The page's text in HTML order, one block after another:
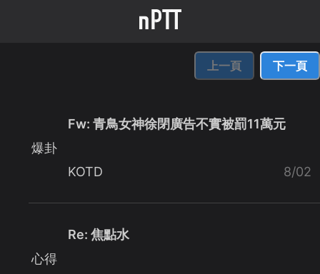
上一頁 下一頁
爆卦
Fw: 青鳥女神徐閉廣告不實被罰11萬元
KOTD 8/02
心得
Re: 焦點水